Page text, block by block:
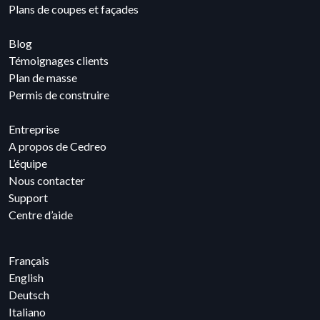
Plans de coupes et façades
Blog
Témoignages clients
Plan de masse
Permis de construire
Entreprise
A propos de Cedreo
L’équipe
Nous contacter
Support
Centre d’aide
Français
English
Deutsch
Italiano